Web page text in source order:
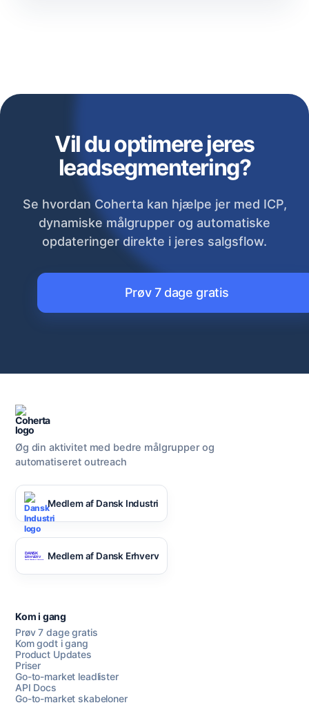
Vil du optimere jeres
leadsegmentering?
Se hvordan Coherta kan hjælpe jer med ICP,
dynamiske målgrupper og automatiske
opdateringer direkte i jeres salgsflow.
Prøv 7 dage gratis
Øg din aktivitet med bedre målgrupper og
automatiseret outreach
Medlem af Dansk Industri
Medlem af Dansk Erhverv
Kom i gang
Prøv 7 dage gratis
Kom godt i gang
Product Updates
Priser
Go-to-market leadlister
API Docs
Go-to-market skabeloner